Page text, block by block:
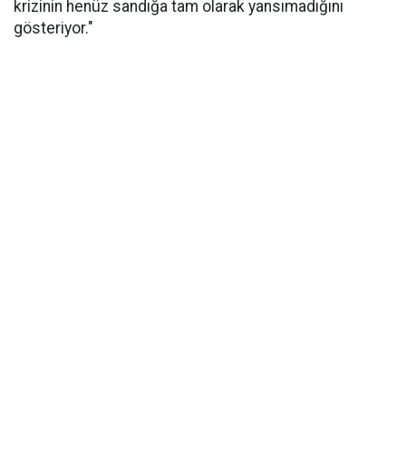
krizinin henüz sandığa tam olarak yansımadığını
gösteriyor."